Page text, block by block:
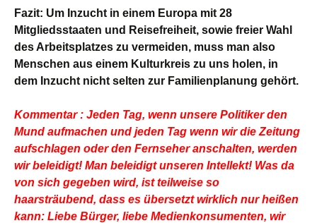
Fazit: Um Inzucht in einem Europa mit 28
Mitgliedsstaaten und Reisefreiheit, sowie freier Wahl
des Arbeitsplatzes zu vermeiden, muss man also
Menschen aus einem Kulturkreis zu uns holen, in
dem Inzucht nicht selten zur Familienplanung gehört.
Kommentar : Jeden Tag, wenn unsere Politiker den
Mund aufmachen und jeden Tag wenn wir die Zeitung
aufschlagen oder den Fernseher anschalten, werden
wir beleidigt! Man beleidigt unseren Intellekt! Was da
von sich gegeben wird, ist teilweise so
haarsträubend, dass es übersetzt wirklich nur heißen
kann: Liebe Bürger, liebe Medienkonsumenten, wir